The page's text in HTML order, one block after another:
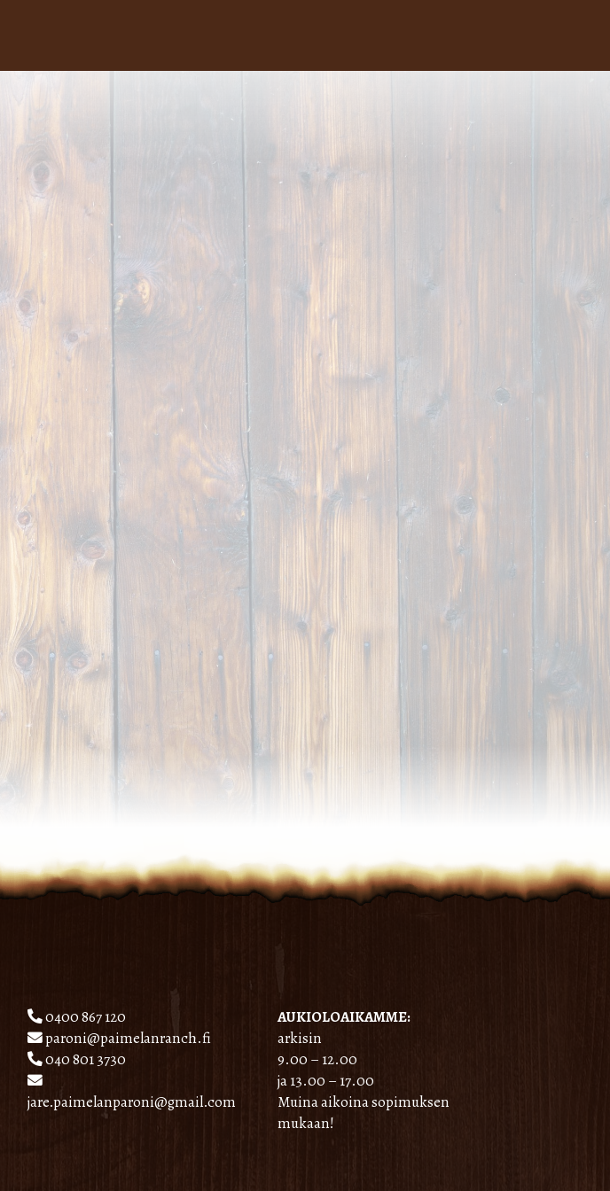
0400 867 120
paroni@paimelanranch.fi
040 801 3730
jare.paimelanparoni@gmail.com
AUKIOLOAIKAMME:
arkisin
9.00 – 12.00
ja 13.00 – 17.00
Muina aikoina sopimuksen
mukaan!